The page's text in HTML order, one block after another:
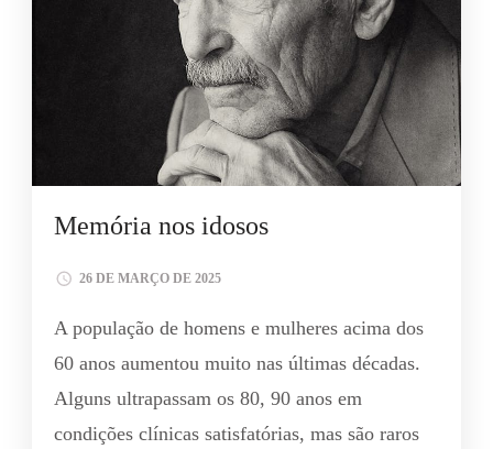
Memória nos idosos
26 DE MARÇO DE 2025
A população de homens e mulheres acima dos
60 anos aumentou muito nas últimas décadas.
Alguns ultrapassam os 80, 90 anos em
condições clínicas satisfatórias, mas são raros